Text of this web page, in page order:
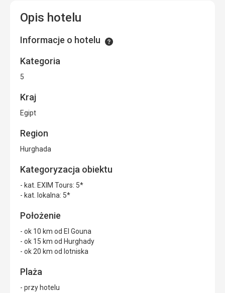
Kategoria
5
Kraj
Egipt
Region
Hurghada
Kategoryzacja obiektu
- kat. EXIM Tours: 5*
- kat. lokalna: 5*
Położenie
- ok 10 km od El Gouna
- ok 15 km od Hurghady
- ok 20 km od lotniska
Plaża
- przy hotelu
Opis hotelu
Informacje o hotelu Informacje